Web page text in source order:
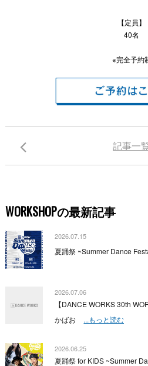
【定員】
40名
※完全予約
記事一
WORKSHOPの最新記事
2026.07.15
夏踊祭 ~Summer Dance
2026.07.06
【DANCE WORKS 30th
かばお
...もっと読む
2026.06.25
夏踊祭 for KIDS ~Summer